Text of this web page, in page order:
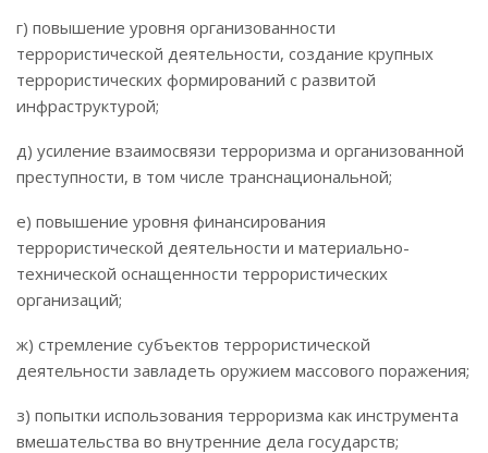
г) повышение уровня организованности
террористической деятельности, создание крупных
террористических формирований с развитой
инфраструктурой;
д) усиление взаимосвязи терроризма и организованной
преступности, в том числе транснациональной;
е) повышение уровня финансирования
террористической деятельности и материально-
технической оснащенности террористических
организаций;
ж) стремление субъектов террористической
деятельности завладеть оружием массового поражения;
з) попытки использования терроризма как инструмента
вмешательства во внутренние дела государств;